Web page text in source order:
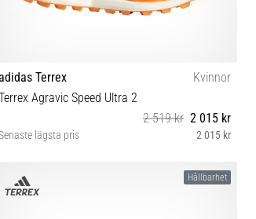
adidas Terrex
Kvinnor
Agravic Speed Ultra 2
2 519 kr 2 015 kr
lägsta pris 2 015 kr
Hållbarhet